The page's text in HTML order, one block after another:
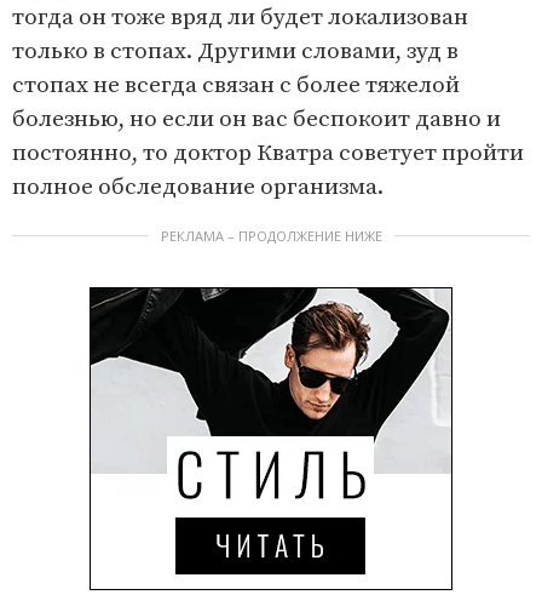
тогда он тоже вряд ли будет локализован
только в стопах. Другими словами, зуд в
стопах не всегда связан с более тяжелой
болезнью, но если он вас беспокоит давно и
постоянно, то доктор Кватра советует пройти
полное обследование организма.
РЕКЛАМА – ПРОДОЛЖЕНИЕ НИЖЕ